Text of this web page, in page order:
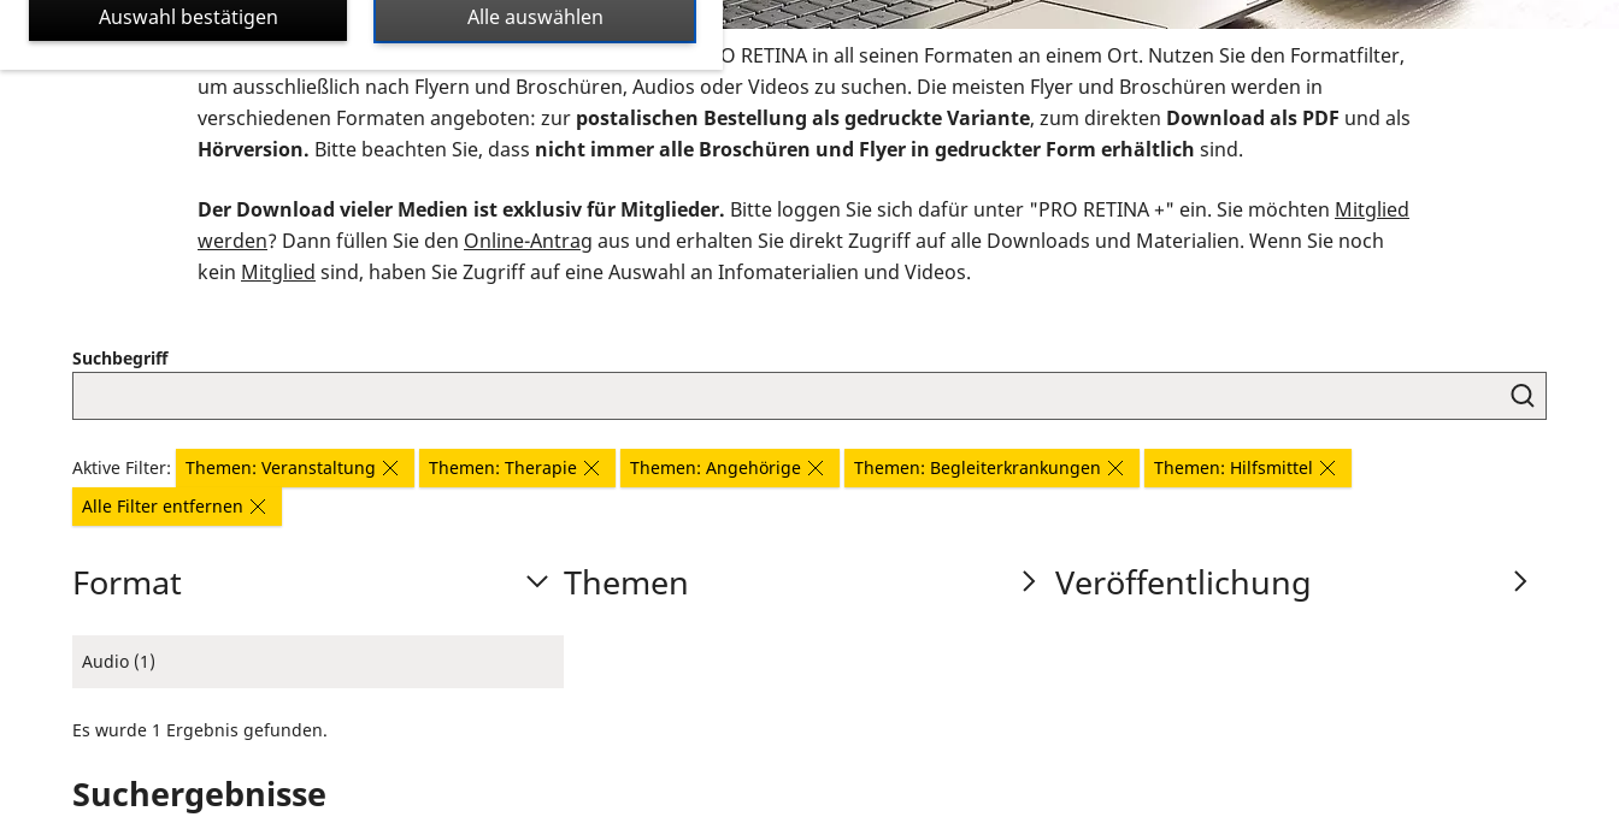
Auf dieser Seite finden Sie sämtliches Infomaterial der PRO RETINA in all seinen Formaten an einem Ort. Nutzen Sie den Formatfilter,
um ausschließlich nach Flyern und Broschüren, Audios oder Videos zu suchen. Die meisten Flyer und Broschüren werden in
verschiedenen Formaten angeboten: zur postalischen Bestellung als gedruckte Variante, zum direkten Download als PDF und als
Hörversion. Bitte beachten Sie, dass nicht immer alle Broschüren und Flyer in gedruckter Form erhältlich sind.
Der Download vieler Medien ist exklusiv für Mitglieder. Bitte loggen Sie sich dafür unter "PRO RETINA +" ein. Sie möchten Mitglied
werden? Dann füllen Sie den Online-Antrag aus und erhalten Sie direkt Zugriff auf alle Downloads und Materialien. Wenn Sie noch
kein Mitglied sind, haben Sie Zugriff auf eine Auswahl an Infomaterialien und Videos.
Suchbegriff
Aktive Filter: Themen: Veranstaltung Themen: Therapie Themen: Angehörige Themen: Begleiterkrankungen
Themen: Hilfsmittel
Alle Filter entfernen
Format
Audio (1)
Themen Veröffentlichung
Es wurde 1 Ergebnis gefunden.
Suchergebnisse
Alle auswählen
Auswahl bestätigen